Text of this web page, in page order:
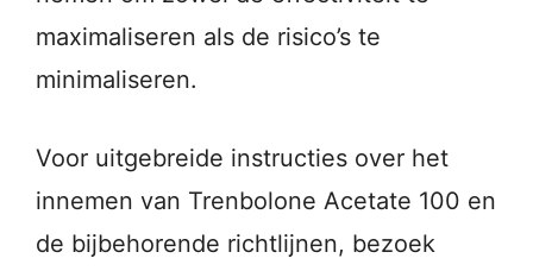
maximaliseren als de risico’s te
minimaliseren.
Voor uitgebreide instructies over het
innemen van Trenbolone Acetate 100 en
de bijbehorende richtlijnen, bezoek